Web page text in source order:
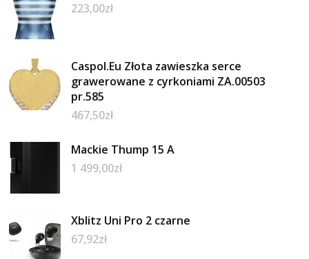
223,00zł
Caspol.Eu Złota zawieszka serce
grawerowane z cyrkoniami ZA.00503
pr.585
467,50zł
Mackie Thump 15 A
1 499,00zł
Xblitz Uni Pro 2 czarne
67,92zł